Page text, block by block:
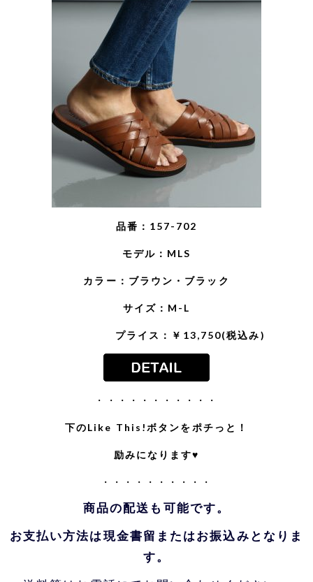
品番：157-702
モデル：MLS
カラー：ブラウン・ブラック
サイズ：M-L
プライス：￥13,750(税込み)
・・・・・・・・・・・
下のLike This!ボタンをポチっと！
励みになります♥
・・・・・・・・・・
商品の配送も可能です。
お支払い方法は現金書留またはお振込みとなりま
す。